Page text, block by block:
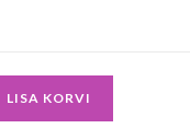
LISA KORVI